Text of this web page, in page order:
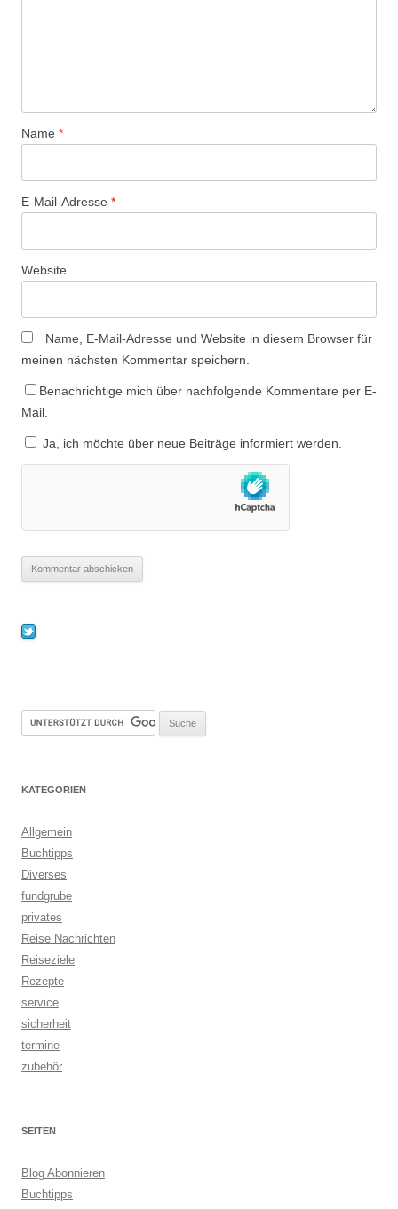
Name *
E-Mail-Adresse *
Website
Name, E-Mail-Adresse und Website in diesem Browser für
meinen nächsten Kommentar speichern.
Benachrichtige mich über nachfolgende Kommentare per E-
Mail.
Ja, ich möchte über neue Beiträge informiert werden.
KATEGORIEN
Allgemein
Buchtipps
Diverses
fundgrube
privates
Reise Nachrichten
Reiseziele
Rezepte
service
sicherheit
termine
zubehör
SEITEN
Blog Abonnieren
Buchtipps